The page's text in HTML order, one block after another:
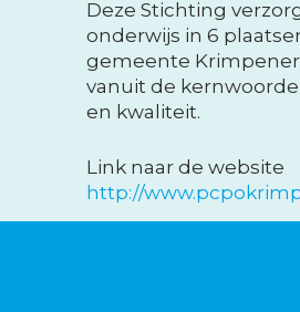
Deze Stichting
onderwijs in 6
gemeente
vanuit de
en kwaliteit.
Link naar de website
http://